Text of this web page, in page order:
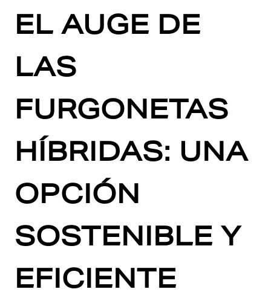
EL AUGE DE
LAS
FURGONETAS
HÍBRIDAS: UNA
OPCIÓN
SOSTENIBLE Y
EFICIENTE